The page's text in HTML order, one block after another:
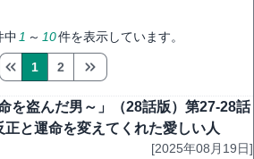
中 1 ～ 10件を表示しています。
1 2
を盗んだ男～」（28話版）第27-28話
正と運命を変えてくれた愛しい人
[2025年08月19日]